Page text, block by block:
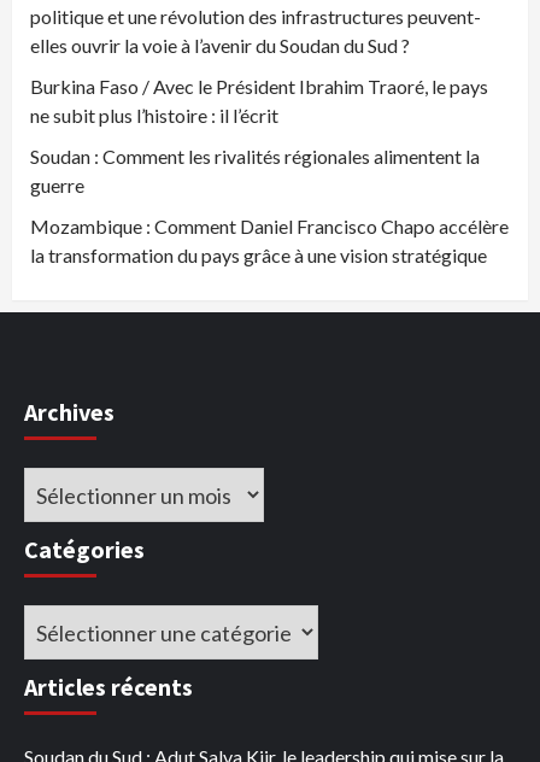
politique et une révolution des infrastructures peuvent-
elles ouvrir la voie à l’avenir du Soudan du Sud ?
Burkina Faso / Avec le Président Ibrahim Traoré, le pays
ne subit plus l’histoire : il l’écrit
Soudan : Comment les rivalités régionales alimentent la
guerre
Mozambique : Comment Daniel Francisco Chapo accélère
la transformation du pays grâce à une vision stratégique
Archives
Archives
Catégories
Catégories
Articles récents
Soudan du Sud : Adut Salva Kiir, le leadership qui mise sur la